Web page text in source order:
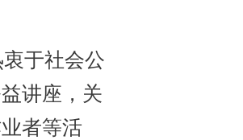
于社会公
讲座，关
者等活